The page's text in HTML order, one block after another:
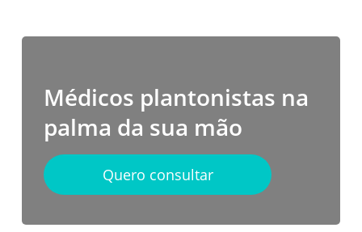
Médicos plantonistas na
palma da sua mão
Quero consultar